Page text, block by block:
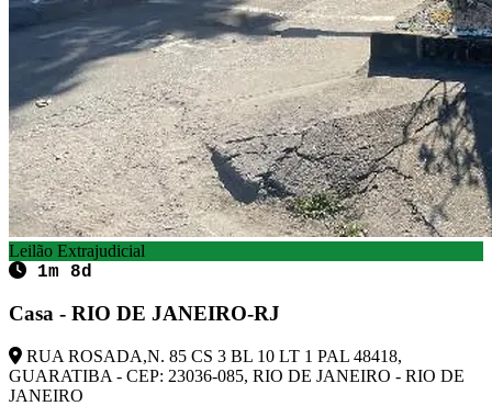
Leilão Extrajudicial
1m 8d
Casa - RIO DE JANEIRO-RJ
RUA ROSADA,N. 85 CS 3 BL 10 LT 1 PAL 48418,
GUARATIBA - CEP: 23036-085, RIO DE JANEIRO - RIO DE
JANEIRO